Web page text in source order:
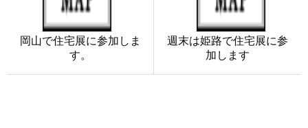
岡山で住宅展に参加しま
す。
週末は姫路で住宅展に参
加します